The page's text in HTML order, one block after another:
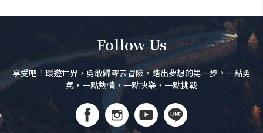
Follow Us
享受吧！環遊世界，勇敢歸零去冒險，踏出夢想的第一步。一點勇
氣，一點熱情，一點快樂，一點挑戰